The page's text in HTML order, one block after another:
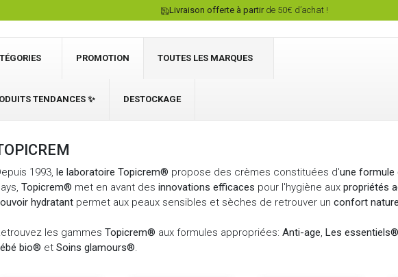
Livraison offerte à partirde 50€ d’achat !
PROMOTION TOUTES LES MARQUES
TENDANCES ✨ DESTOCKAGE
1993, le laboratoire Topicrem® propose des crèmes constituées d'une formule
Topicrem® met en avant des innovations efficaces pour l'hygiène aux propriétés
hydratant permet aux peaux sensibles et sèches de retrouver un confort
les gammes Topicrem® aux formules appropriées: Anti-age, Les essentiels®
bio® et Soins glamours®.